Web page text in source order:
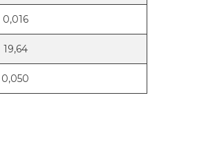
0,016
19,64
0,050